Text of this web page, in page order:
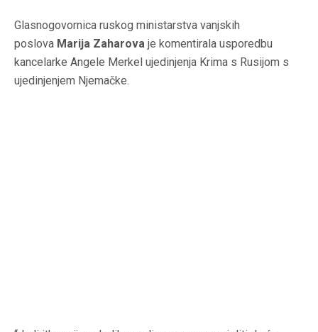
Glasnogovornica ruskog ministarstva vanjskih
poslova Marija Zaharova je komentirala usporedbu
kancelarke Angele Merkel ujedinjenja Krima s Rusijom s
ujedinjenjem Njemačke.